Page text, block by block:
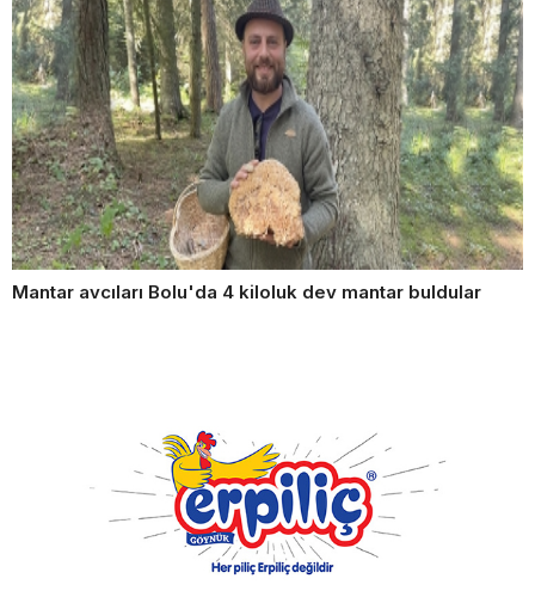
Mantar avcıları Bolu'da 4 kiloluk dev mantar buldular